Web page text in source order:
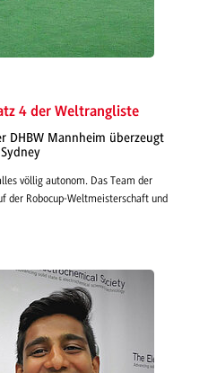
4 der Weltrangliste
DHBW Mannheim überzeugt
völlig autonom. Das Team der
der Robocup-Weltmeisterschaft und